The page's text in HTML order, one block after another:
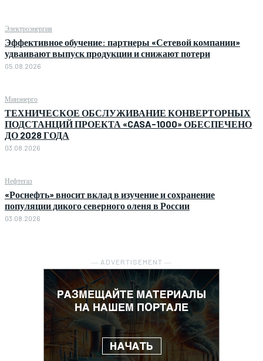
Электроэнергия
Эффективное обучение: партнеры «Сетевой компании»
удваивают выпуск продукции и снижают потери
05.08.2026
Минэнерго
ТЕХНИЧЕСКОЕ ОБСЛУЖИВАНИЕ КОНВЕРТОРНЫХ
ПОДСТАНЦИЙ ПРОЕКТА «CASA-1000» ОБЕСПЕЧЕНО
ДО 2028 ГОДА
03.08.2026
Нефтегаз
«Роснефть» вносит вклад в изучение и сохранение
популяции дикого северного оленя в России
03.08.2026
― ADVERTISEMENT ―